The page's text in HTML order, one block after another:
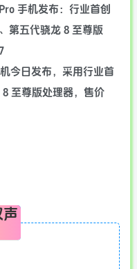
手机发布：行业首创
第五代骁龙 8 至尊版
今日发布，采用行业首
至尊版处理器，售价